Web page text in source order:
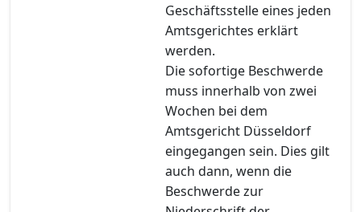
Geschäftsstelle eines jeden
Amtsgerichtes erklärt
werden.
Die sofortige Beschwerde
muss innerhalb von zwei
Wochen bei dem
Amtsgericht Düsseldorf
eingegangen sein. Dies gilt
auch dann, wenn die
Beschwerde zur